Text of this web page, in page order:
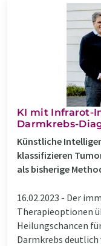
KI mit Infrarot-
Darmkrebs-
Künstliche
klassifizieren
als bisherige
16.02.2023 - Der
Therapieoptionen
Heilungschancen
Darmkrebs deutlich